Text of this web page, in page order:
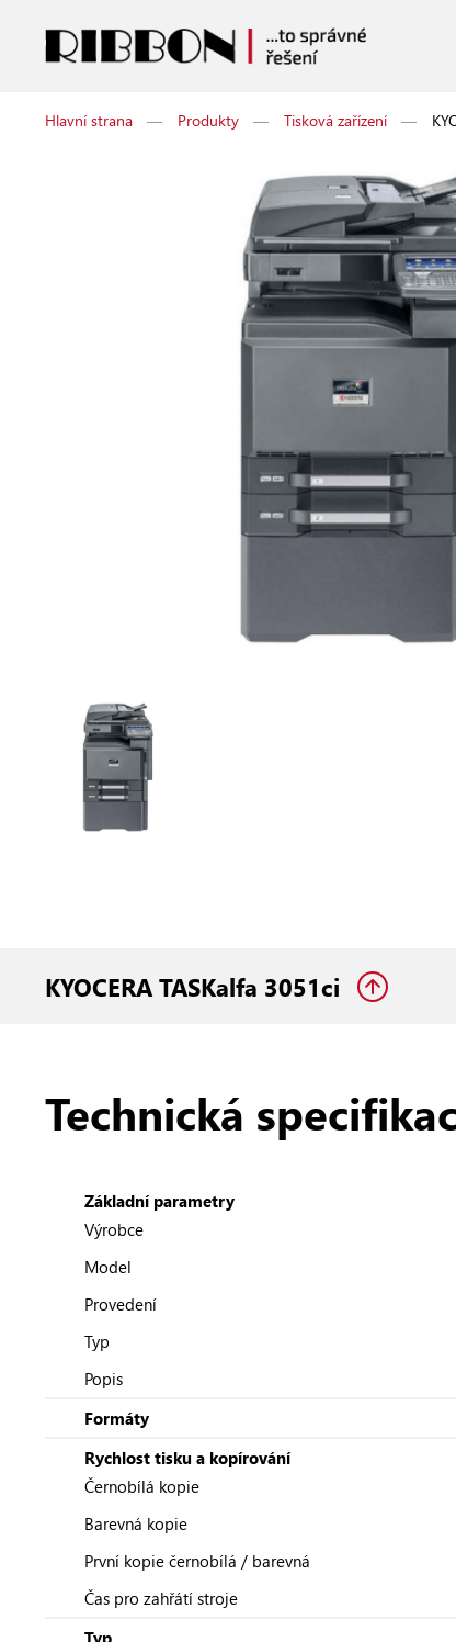
Hlavní strana — Produkty — Tisková zařízení —
KYOCERA TASKalfa 3051ci
Technická
Základní parametry
Výrobce
Model
Provedení
Typ
Popis
Formáty
Rychlost tisku a kopírování
Černobílá kopie
Barevná kopie
První kopie černobílá / barevná
Čas pro zahřátí stroje
Typ